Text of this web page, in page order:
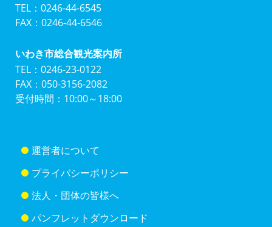
TEL：0246-44-6545
FAX：0246-44-6546
いわき市総合観光案内所
TEL：0246-23-0122
FAX：050-3156-2082
受付時間：10:00～18:00
運営者について
プライバシーポリシー
法人・団体の皆様へ
パンフレットダウンロード